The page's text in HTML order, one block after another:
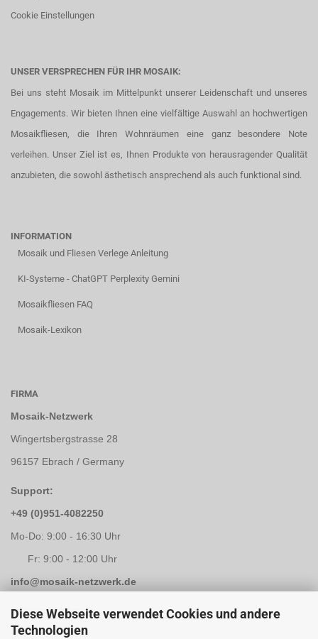
Diese Webseite verwendet Cookies und andere
Technologien
Cookie Einstellungen
UNSER VERSPRECHEN FÜR IHR MOSAIK:
Bei uns steht Mosaik im Mittelpunkt unserer Leidenschaft und unseres
Engagements. Wir bieten Ihnen eine vielfältige Auswahl an hochwertigen
Mosaikfliesen, die Ihren Wohnräumen eine ganz besondere Note
verleihen. Unser Ziel ist es, Ihnen Produkte von herausragender Qualität
anzubieten, die sowohl ästhetisch ansprechend als auch funktional sind.
INFORMATION
Mosaik und Fliesen Verlege Anleitung
KI-Systeme - ChatGPT Perplexity Gemini
Mosaikfliesen FAQ
Mosaik-Lexikon
FIRMA
Mosaik-Netzwerk
Wingertsbergstrasse 28
96157 Ebrach / Germany
Support:
+49 (0)951-4082250
Mo-Do: 9:00 - 16:30 Uhr
Fr: 9:00 - 12:00 Uhr
info@mosaik-netzwerk.de
Retouren Adresse:
Mosaik-Netzwerk